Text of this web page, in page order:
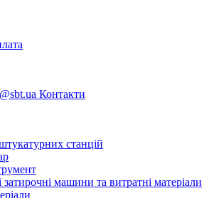
Контакти
станцій
затирочні машини та витратні матеріали